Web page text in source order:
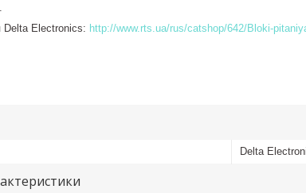
Delta Electronics: http://www.rts.ua/rus/catshop/642/Bloki-
Delta